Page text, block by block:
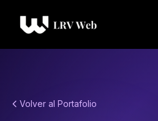
Volver al Portafolio